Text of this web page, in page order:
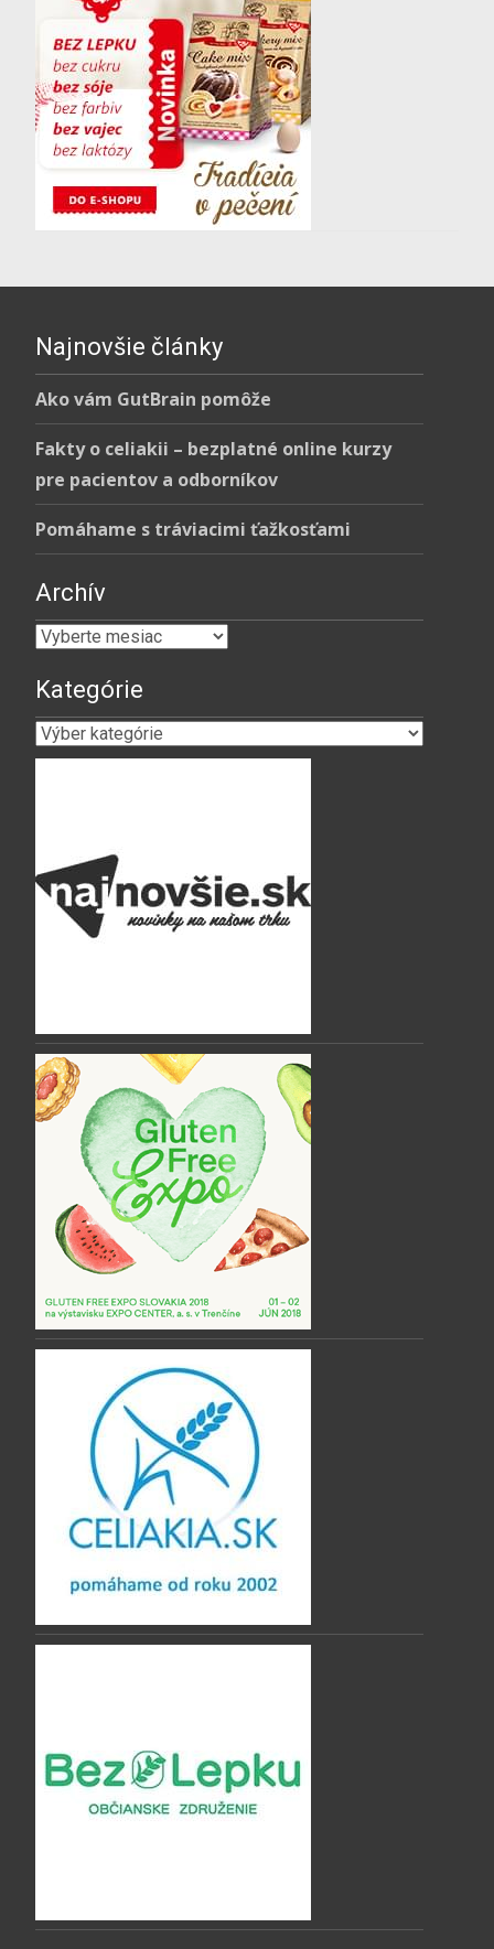
Najnovšie články
Ako vám GutBrain pomôže
Fakty o celiakii – bezplatné online kurzy
pre pacientov a odborníkov
Pomáhame s tráviacimi ťažkosťami
Archív
Archív
Kategórie
Kategórie